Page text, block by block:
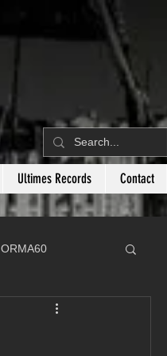
Ultimes Records Contact
ORMA60